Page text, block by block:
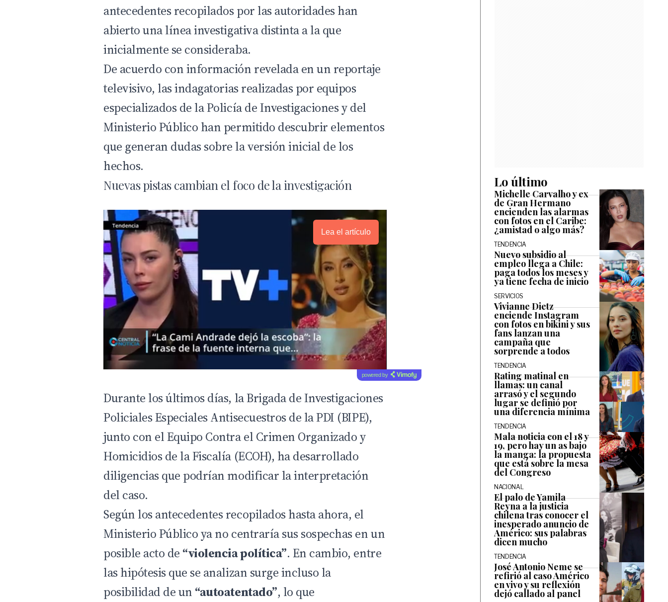
antecedentes recopilados por las autoridades han
abierto una línea investigativa distinta a la que
inicialmente se consideraba.
De acuerdo con información revelada en un reportaje
televisivo, las indagatorias realizadas por equipos
especializados de la Policía de Investigaciones y del
Ministerio Público han permitido descubrir elementos
que generan dudas sobre la versión inicial de los
hechos.
Nuevas pistas cambian el foco de la investigación
Lea el artículo
powered by
Durante los últimos días, la Brigada de Investigaciones
Policiales Especiales Antisecuestros de laPDI (BIPE),
junto con el Equipo Contra el Crimen Organizado y
Homicidios de la Fiscalía (ECOH), ha desarrollado
diligencias que podrían modificar la interpretación
del caso.
Según los antecedentes recopilados hasta ahora, el
Ministerio Público ya no centraría sus sospechas en un
posible acto de “violencia política”. En cambio, entre
las hipótesis que se analizan surge incluso la
posibilidad de un “autoatentado”, lo que
Lo último
Michelle Carvalho y ex
de Gran Hermano
encienden las alarmas
con fotos en el Caribe:
¿amistad o algo más?
TENDENCIA
Nuevo subsidio al
empleo llega a Chile:
paga todos los meses y
ya tiene fecha de inicio
SERVICIOS
Vivianne Dietz
enciende Instagram
con fotos en bikini y sus
fans lanzan una
campaña que
sorprende a todos
TENDENCIA
Rating matinal en
llamas: un canal
arrasó y el segundo
lugar se definió por
una diferencia mínima
TENDENCIA
Mala noticia con el 18 y
19, pero hay un as bajo
la manga: la propuesta
que está sobre la mesa
del Congreso
NACIONAL
El palo de Yamila
Reyna a la justicia
chilena tras conocer el
inesperado anuncio de
Américo: sus palabras
dicen mucho
TENDENCIA
José Antonio Neme se
refirió al caso Américo
en vivo y su reflexión
dejó callado al panel